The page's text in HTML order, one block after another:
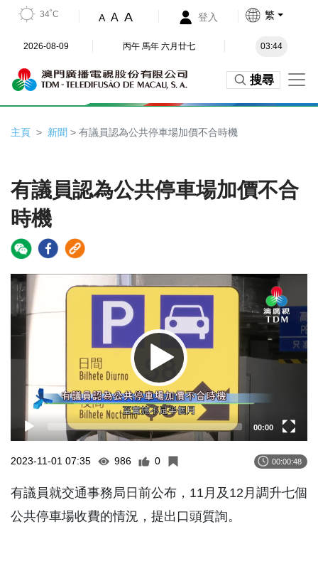
34˚C A A A 登入 繁
2026-08-09 丙午 馬年 六月廿七 03:44
搜尋
主頁 新聞 > 有議員認為公共停車場加價不合時機
有議員認為公共停車場加價不合
時機
Video
Player
00:00
2023-11-01 07:35 986 0 00:00:48
有議員就交通事務局日前公布，11月及12月調升七個
公共停車場收費的情況，提出口頭質詢。